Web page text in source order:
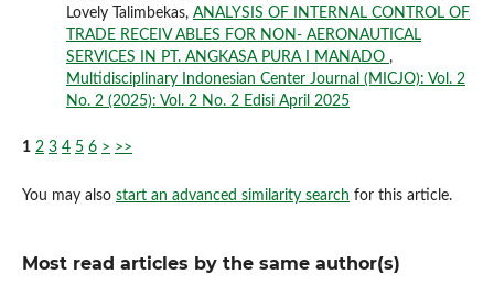
Lovely Talimbekas, ANALYSIS OF INTERNAL CONTROL OF
TRADE RECEIV ABLES FOR NON- AERONAUTICAL
SERVICES IN PT. ANGKASA PURA I MANADO ,
Multidisciplinary Indonesian Center Journal (MICJO): Vol. 2
No. 2 (2025): Vol. 2 No. 2 Edisi April 2025
1 2 3 4 5 6 > >>
You may also start an advanced similarity search for this article.
Most read articles by the same author(s)